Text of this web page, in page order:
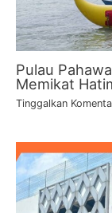
Pulau
Memikat
Tinggalkan